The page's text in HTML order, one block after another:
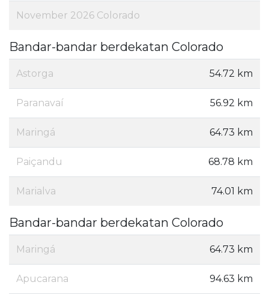
November 2026 Colorado
Bandar-bandar berdekatan Colorado
Astorga 54.72 km
Paranavaí 56.92 km
Maringá 64.73 km
Paiçandu 68.78 km
Marialva 74.01 km
Bandar-bandar berdekatan Colorado
Maringá 64.73 km
Apucarana 94.63 km